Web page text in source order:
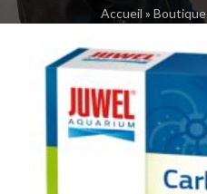
Accueil » Boutique